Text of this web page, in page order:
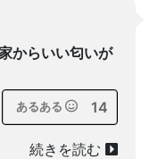
からいい匂いが
あるある 14
続きを読む